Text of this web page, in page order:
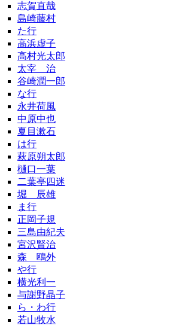
志賀直哉
島崎藤村
た行
高浜虚子
高村光太郎
太宰 治
谷崎潤一郎
な行
永井荷風
中原中也
夏目漱石
は行
萩原朔太郎
樋口一葉
二葉亭四迷
堀 辰雄
ま行
正岡子規
三島由紀夫
宮沢賢治
森 鴎外
や行
横光利一
与謝野晶子
ら・わ行
若山牧水